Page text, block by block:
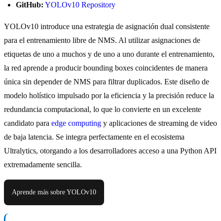
GitHub: YOLOv10 Repository
YOLOv10 introduce una estrategia de asignación dual consistente
para el entrenamiento libre de NMS. Al utilizar asignaciones de
etiquetas de uno a muchos y de uno a uno durante el entrenamiento,
la red aprende a producir bounding boxes coincidentes de manera
única sin depender de NMS para filtrar duplicados. Este diseño de
modelo holístico impulsado por la eficiencia y la precisión reduce la
redundancia computacional, lo que lo convierte en un excelente
candidato para edge computing y aplicaciones de streaming de video
de baja latencia. Se integra perfectamente en el ecosistema
Ultralytics, otorgando a los desarrolladores acceso a una Python API
extremadamente sencilla.
Aprende más sobre YOLOv10